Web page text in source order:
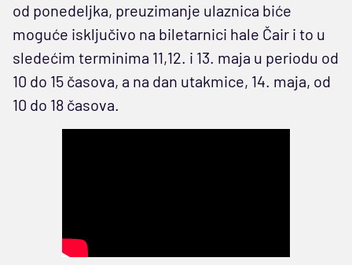
od ponedeljka, preuzimanje ulaznica biće
moguće isključivo na biletarnici hale Čair i to u
sledećim terminima 11,12. i 13. maja u periodu od
10 do 15 časova, a na dan utakmice, 14. maja, od
10 do 18 časova.